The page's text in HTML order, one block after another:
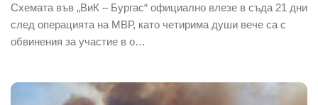
Схемата във „ВиК – Бургас“ официално влезе в съда 21 дни
след операцията на МВР, като четирима души вече са с
обвинения за участие в о…